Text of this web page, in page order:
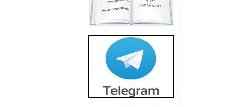
חשיפת חשד לשחיתות
הדומה לזו של "תיק
הסלולר -כאן
חשיפת מה שלא
רוצים שתדעו בעניין
פריסת אנלימיטד
(בניחוח בלתי נסבל) -
כאן